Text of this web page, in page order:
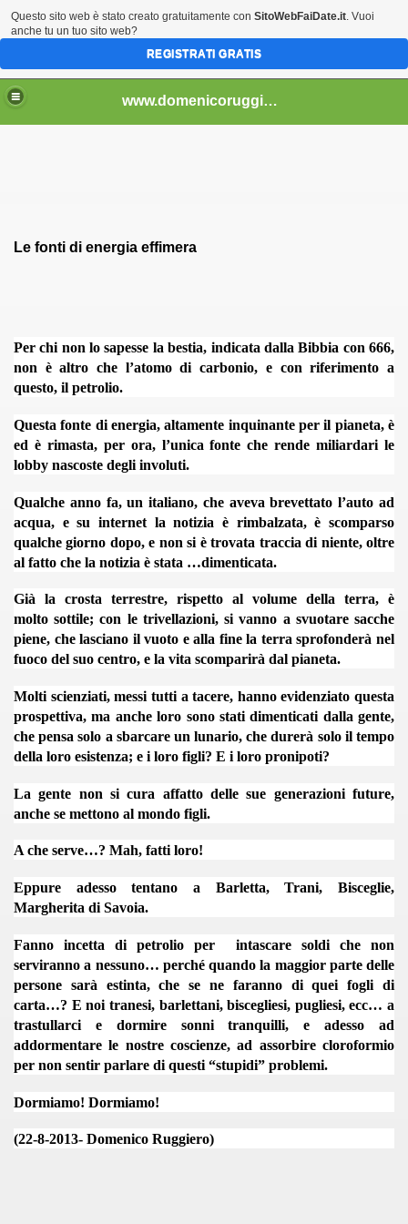
..................................
www.domenicoruggiero.it.gg
Le fonti di energia effimera
Per chi non lo sapesse la bestia, indicata dalla Bibbia con 666,
non è altro che l’atomo di carbonio, e con riferimento a
questo, il petrolio.
Questa fonte di energia, altamente inquinante per il pianeta, è
ed è rimasta, per ora, l’unica fonte che rende miliardari le
lobby nascoste degli involuti.
Qualche anno fa, un italiano, che aveva brevettato l’auto ad
acqua, e su internet la notizia è rimbalzata, è scomparso
qualche giorno dopo, e non si è trovata traccia di niente, oltre
al fatto che la notizia è stata …dimenticata.
Già la crosta terrestre, rispetto al volume della terra, è
molto sottile; con le trivellazioni, si vanno a svuotare sacche
piene, che lasciano il vuoto e alla fine la terra sprofonderà nel
fuoco del suo centro, e la vita scomparirà dal pianeta.
Molti scienziati, messi tutti a tacere, hanno evidenziato questa
prospettiva, ma anche loro sono stati dimenticati dalla gente,
che pensa solo a sbarcare un lunario, che durerà solo il tempo
della loro esistenza; e i loro figli? E i loro pronipoti?
La gente non si cura affatto delle sue generazioni future,
anche se mettono al mondo figli.
A che serve…? Mah, fatti loro!
Eppure adesso tentano a Barletta, Trani, Bisceglie,
Margherita di Savoia.
Fanno incetta di petrolio per intascare soldi che non
serviranno a nessuno… perché quando la maggior parte delle
persone sarà estinta, che se ne faranno di quei fogli di
carta…? E noi tranesi, barlettani, biscegliesi, pugliesi, ecc… a
trastullarci e dormire sonni tranquilli, e adesso ad
addormentare le nostre coscienze, ad assorbire cloroformio
per non sentir parlare di questi “stupidi” problemi.
Dormiamo! Dormiamo!
(22-8-2013- Domenico Ruggiero)
e non) - 4
MEDIOEVO (F. Squeo - 13-10-2013)
17-6-2016
- ROMA
DELL'OLIO
FRAGOLE 2017
Questo sito web è stato creato gratuitamente con SitoWebFaiDate.it. Vuoi
anche tu un tuo sito web?
REGISTRATI GRATIS